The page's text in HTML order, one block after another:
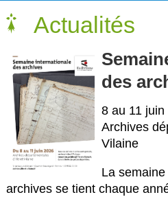
Actualités
des
8 au 11 juin
Archives
Vilaine
La
archives se tient chaque